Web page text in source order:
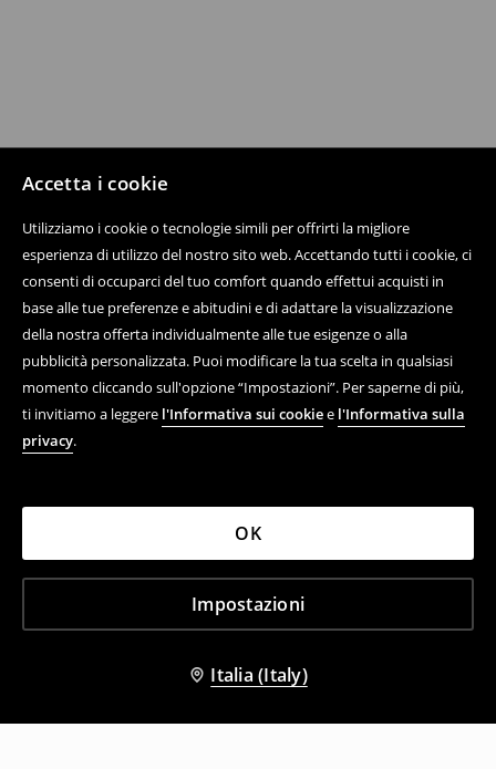
Accetta i cookie
Utilizziamo i cookie o tecnologie simili per offrirti la migliore
esperienza di utilizzo del nostro sito web. Accettando tutti i cookie, ci
consenti di occuparci del tuo comfort quando effettui acquisti in
base alle tue preferenze e abitudini e di adattare la visualizzazione
della nostra offerta individualmente alle tue esigenze o alla
pubblicità personalizzata. Puoi modificare la tua scelta in qualsiasi
momento cliccando sull'opzione “Impostazioni”. Per saperne di più,
ti invitiamo a leggere l'Informativa sui cookiee l'Informativa sulla
privacy.
Impostazioni
OK
Italia (Italy)